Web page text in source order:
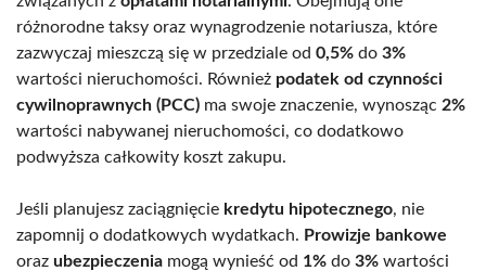
różnorodne taksy oraz wynagrodzenie notariusza, które
zazwyczaj mieszczą się w przedziale od 0,5% do 3%
wartości nieruchomości. Również podatek od czynności
cywilnoprawnych (PCC) ma swoje znaczenie, wynosząc 2%
wartości nabywanej nieruchomości, co dodatkowo
podwyższa całkowity koszt zakupu.
Jeśli planujesz zaciągnięcie kredytu hipotecznego, nie
zapomnij o dodatkowych wydatkach. Prowizje bankowe
oraz ubezpieczenia mogą wynieść od 1% do 3% wartości